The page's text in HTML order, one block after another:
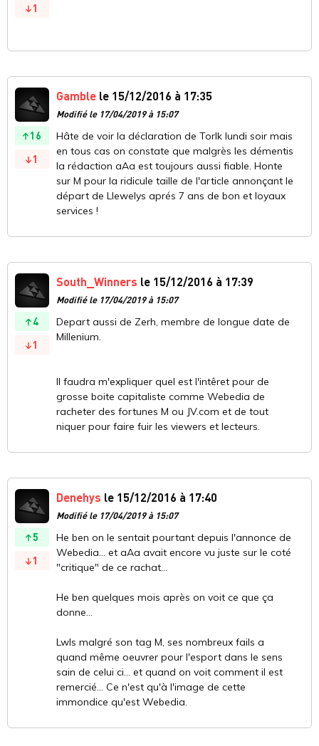
1
16
1
Gamble le 15/12/2016 à 17:35
Modifié le 17/04/2019 à 15:07
Hâte de voir la déclaration de Torlk lundi soir mais
en tous cas on constate que malgrès les démentis
la rédaction aAa est toujours aussi fiable. Honte
sur M pour la ridicule taille de l'article annonçant le
départ de Llewelys aprés 7 ans de bon et loyaux
services !
4
1
South_Winners le 15/12/2016 à 17:39
Modifié le 17/04/2019 à 15:07
Depart aussi de Zerh, membre de longue date de
Millenium.
Il faudra m'expliquer quel est l'intêret pour de
grosse boite capitaliste comme Webedia de
racheter des fortunes M ou JV.com et de tout
niquer pour faire fuir les viewers et lecteurs.
5
1
Denehys le 15/12/2016 à 17:40
Modifié le 17/04/2019 à 15:07
He ben on le sentait pourtant depuis l'annonce de
Webedia... et aAa avait encore vu juste sur le coté
"critique" de ce rachat...
He ben quelques mois après on voit ce que ça
donne...
Lwls malgré son tag M, ses nombreux fails a
quand même oeuvrer pour l'esport dans le sens
sain de celui ci... et quand on voit comment il est
remercié... Ce n'est qu'à l'image de cette
immondice qu'est Webedia.